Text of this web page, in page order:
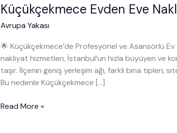
Küçükçekmece Evden Eve
Avrupa Yakası
🌟 Küçükçekmece’de Profesyonel ve Asansörlü
nakliyat hizmetleri, İstanbul’un hızla büyüyen ve
taşır. İlçenin geniş yerleşim ağı, farklı bina tipleri,
Bu nedenle Küçükçekmece […]
Küçükçekmece
Read More »